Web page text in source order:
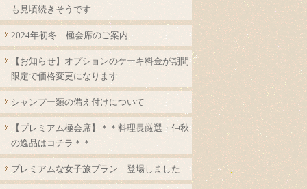
も見頃続きそうです
2024年初冬 極会席のご案内
【お知らせ】オプションのケーキ料金が期間
限定で価格変更になります
シャンプー類の備え付けについて
【プレミアム極会席】＊＊料理長厳選・仲秋
の逸品はコチラ＊＊
プレミアムな女子旅プラン 登場しました